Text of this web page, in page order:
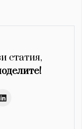
статия,